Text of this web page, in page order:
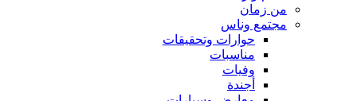
من زمان
مجتمع وناس
حوارات وتحقيقات
مناسبات
وفيات
أجندة